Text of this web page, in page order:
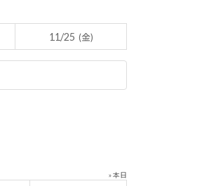
11/25 (金)
» 本日